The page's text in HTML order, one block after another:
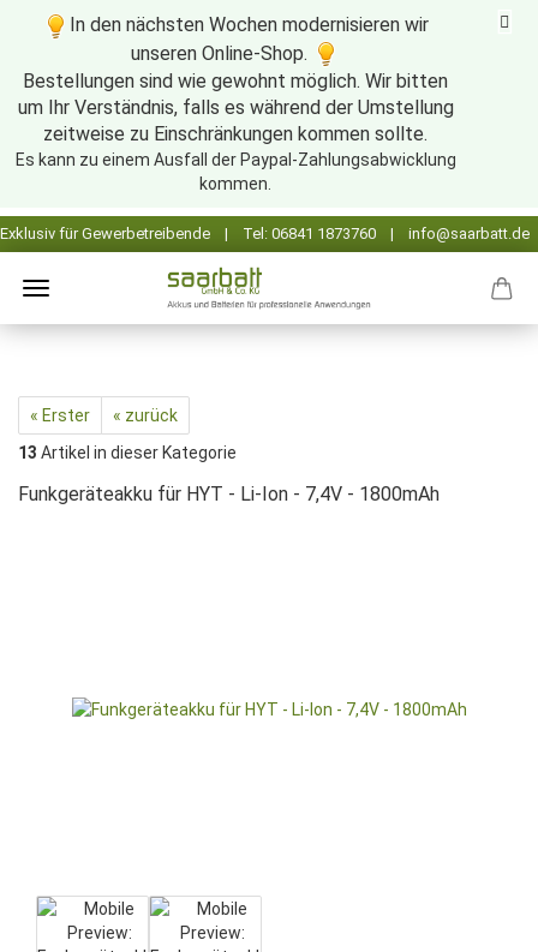
In den nächsten Wochen modernisieren wir
unseren Online-Shop.
Bestellungen sind wie gewohnt möglich. Wir bitten
um Ihr Verständnis, falls es während der Umstellung
zeitweise zu Einschränkungen kommen sollte.
Es kann zu einem Ausfall der Paypal-Zahlungsabwicklung
kommen.
« Erster
« zurück
13 Artikel in dieser Kategorie
Funkgeräteakku für HYT - Li-Ion - 7,4V - 1800mAh